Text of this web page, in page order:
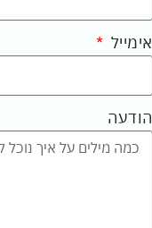
אימייל
הודעה